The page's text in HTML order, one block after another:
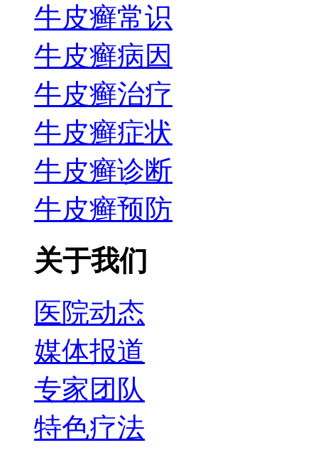
牛皮癣常识
牛皮癣病因
牛皮癣治疗
牛皮癣症状
牛皮癣诊断
牛皮癣预防
关于我们
医院动态
媒体报道
专家团队
特色疗法